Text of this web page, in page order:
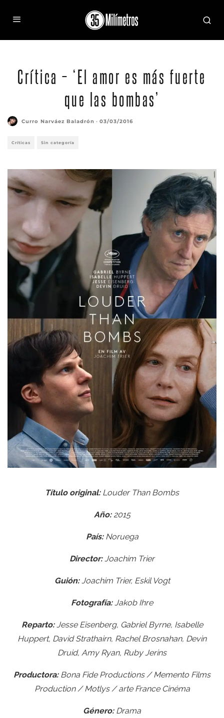
Crítica – ‘El amor es más fuerte
que las bombas’
Curro Narváez Baladrón · 03/03/2016
Críticas Sin categoría
Título original:Louder Than Bombs
Año:2015
País: Noruega
Director:Joachim Trier
Guión:Joachim Trier, Eskil Vogt
Fotografía:Jakob Ihre
Reparto:Jesse Eisenberg, Gabriel Byrne, Isabelle
Huppert, David Strathairn, Rachel Brosnahan, Devin
Druid, Amy Ryan, Ruby Jerins
Productora: Bona Fide Productions / Memento Films
Production / Motlys / arte France Cinéma
Género:Drama